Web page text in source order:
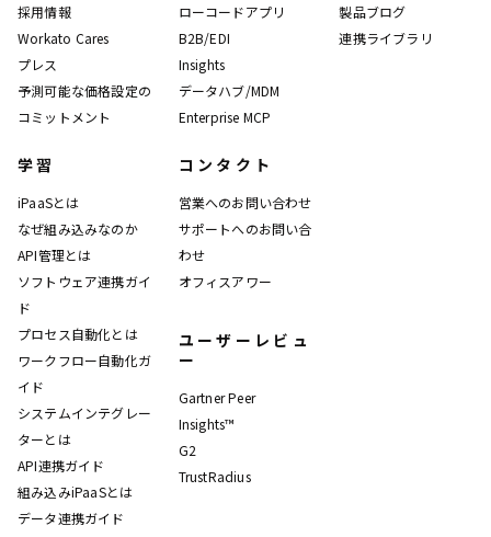
採用情報
Workato Cares
プレス
予測可能な価格設定の
コミットメント
ローコードアプリ
B2B/EDI
Insights
データハブ/MDM
Enterprise MCP
製品ブログ
連携ライブラリ
学習
iPaaSとは
なぜ組み込みなのか
API管理とは
ソフトウェア連携ガイ
ド
プロセス自動化とは
ワークフロー自動化ガ
イド
システムインテグレー
ターとは
API連携ガイド
組み込みiPaaSとは
データ連携ガイド
コンタクト
営業へのお問い合わせ
サポートへのお問い合
わせ
オフィスアワー
ユーザーレビュ
ー
Gartner Peer
Insights™
G2
TrustRadius